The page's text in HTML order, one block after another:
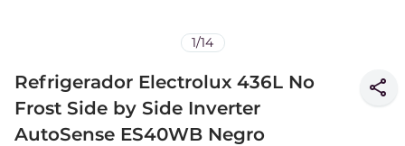
1/14
Refrigerador Electrolux 436L No
Frost Side by Side Inverter
AutoSense ES40WB Negro